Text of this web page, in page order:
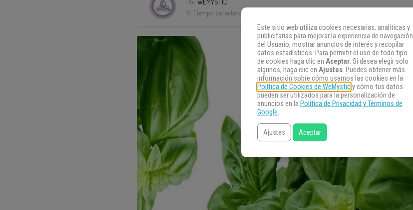
Por WEMYSTIC
Tiempo de lectura:
Este sitio web utiliza cookies necesarias, analíticas y
publicitarias para mejorar la experiencia de navegación
del Usuario, mostrar anuncios de interés y recopilar
datos estadísticos. Para permitir el uso de todo tipo
de cookies haga clic en Aceptar. Si desea elegir solo
algunos, haga clic en Ajustes. Puedes obtener más
información sobre cómo usamos las cookies en la
Política de Cookies de WeMysticy cómo tus datos
pueden ser utilizados para la personalización de
anuncios en la Política de Privacidad y Términos de
Google.
Ajustes Aceptar